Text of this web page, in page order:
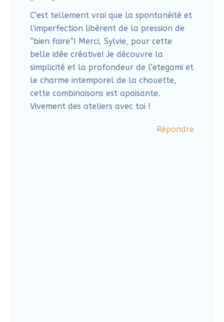
C’est tellement vrai que la spontanéité et
l’imperfection libèrent de la pression de
“bien faire”! Merci, Sylvie, pour cette
belle idée créative! Je découvre la
simplicité et la profondeur de l’etegami et
le charme intemporel de la chouette,
cette combinaisons est apaisante.
Vivement des ateliers avec toi !
Répondre